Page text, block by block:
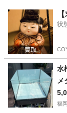
福岡 古賀市
状
水槽 ガラス水槽 美品
メ
福